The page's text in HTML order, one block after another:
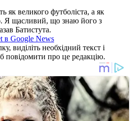
як великого футболіста, а як
Я щасливий, що знаю його з
Батистута.
в Google News
виділіть необхідний текст і
повідомити про це редакцію.